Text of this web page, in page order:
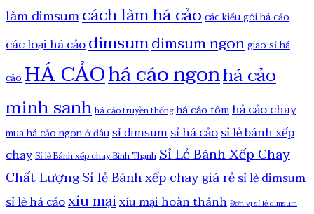
làm dimsumcách làm há cảocác kiểu gói há cảo
các loại há cảodimsumdimsum ngongiao sỉ há
cảoHÁ CẢOhá cáo ngonhá cảo
minh sanhhá cảo truyền thốnghá cảo tômhả cảo chay
mua há cảo ngon ở đâusỉ dimsumsỉ há cảosỉ lẻ bánh xếp
chaySỉ lẻ Bánh xếp chay Bình ThạnhSỉ Lẻ Bánh Xếp Chay
Chất LượngSỉ lẻ Bánh xếp chay giá rẻsỉ lẻ dimsum
sỉ lẻ há cảoxíu mạixíu mại hoàn thánh Đơn vị sỉ lẻ dimsum